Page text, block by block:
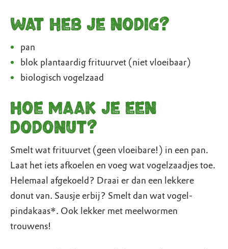
Wat heb je nodig?
pan
blok plantaardig frituurvet (niet vloeibaar)
biologisch vogelzaad
Hoe maak je een
Dodonut?
Smelt wat frituurvet (geen vloeibare!) in een pan.
Laat het iets afkoelen en voeg wat vogelzaadjes toe.
Helemaal afgekoeld? Draai er dan een lekkere
donut van. Sausje erbij? Smelt dan wat vogel-
pindakaas*. Ook lekker met meelwormen
trouwens!